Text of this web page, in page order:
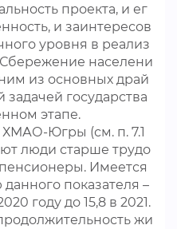
проекта, и ег
и заинтересов
уровня в реализ
населени
из основных драй
государства
этапе.
ХМАО-Югры (см. п. 7.1
люди старше трудо
Имеется
показателя –
году до 15,8 в 2021.
жи